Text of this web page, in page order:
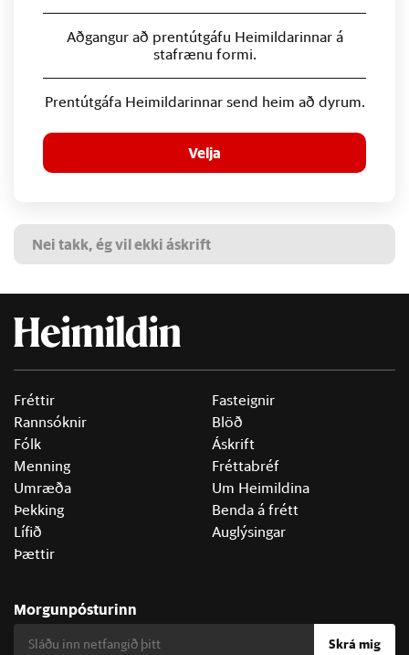
Aðgangur að prentútgáfu Heimildarinnar á
stafrænu formi.
Prentútgáfa Heimildarinnar send heim að dyrum.
Velja
Nei takk, ég vil ekki áskrift
Fréttir
Rannsóknir
Fólk
Menning
Umræða
Þekking
Lífið
Þættir
Fasteignir
Blöð
Áskrift
Fréttabréf
Um Heimildina
Benda á frétt
Auglýsingar
Morgunpósturinn
Skrá mig